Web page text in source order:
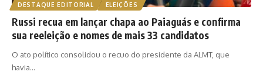
DESTAQUE EDITORIAL ELEIÇÕES
Russi recua em lançar chapa ao Paiaguás e confirma
sua reeleição e nomes de mais 33 candidatos
O ato político consolidou o recuo do presidente da ALMT, que
havia…